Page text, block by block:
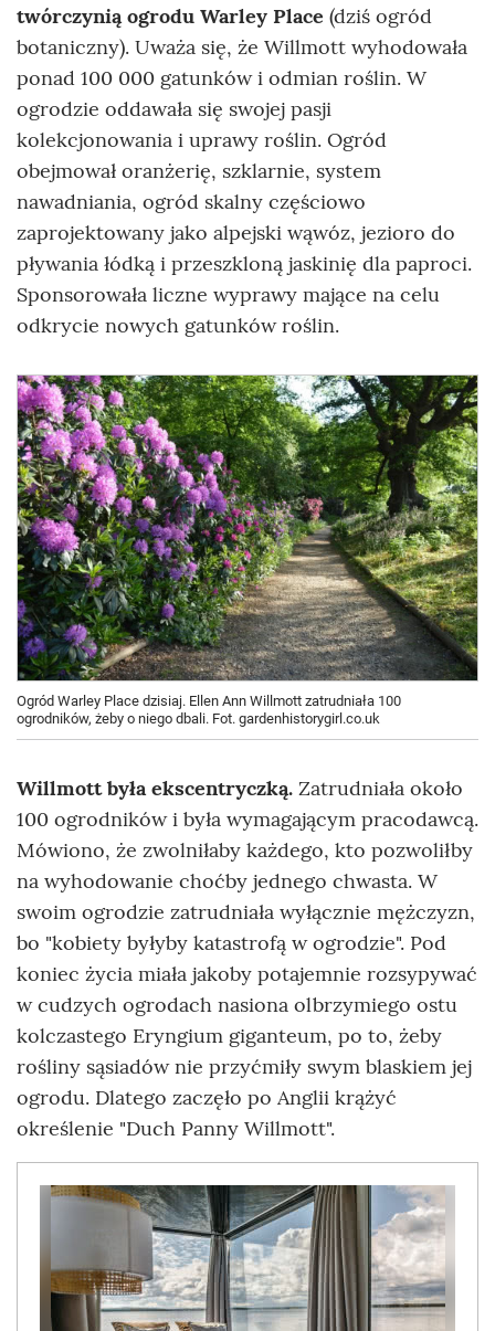
twórczynią ogrodu Warley Place (dziś ogród
botaniczny). Uważa się, że Willmott wyhodowała
ponad 100 000 gatunków i odmian roślin. W
ogrodzie oddawała się swojej pasji
kolekcjonowania i uprawy roślin. Ogród
obejmował oranżerię, szklarnie, system
nawadniania, ogród skalny częściowo
zaprojektowany jako alpejski wąwóz, jezioro do
pływania łódką i przeszkloną jaskinię dla paproci.
Sponsorowała liczne wyprawy mające na celu
odkrycie nowych gatunków roślin.
Ogród Warley Place dzisiaj. Ellen Ann Willmott zatrudniała 100
ogrodników, żeby o niego dbali. Fot. gardenhistorygirl.co.uk
Willmott była ekscentryczką. Zatrudniała około
100 ogrodników i była wymagającym pracodawcą.
Mówiono, że zwolniłaby każdego, kto pozwoliłby
na wyhodowanie choćby jednego chwasta. W
swoim ogrodzie zatrudniała wyłącznie mężczyzn,
bo "kobiety byłyby katastrofą w ogrodzie". Pod
koniec życia miała jakoby potajemnie rozsypywać
w cudzych ogrodach nasiona olbrzymiego ostu
kolczastego Eryngium giganteum, po to, żeby
rośliny sąsiadów nie przyćmiły swym blaskiem jej
ogrodu. Dlatego zaczęło po Anglii krążyć
określenie "Duch Panny Willmott".